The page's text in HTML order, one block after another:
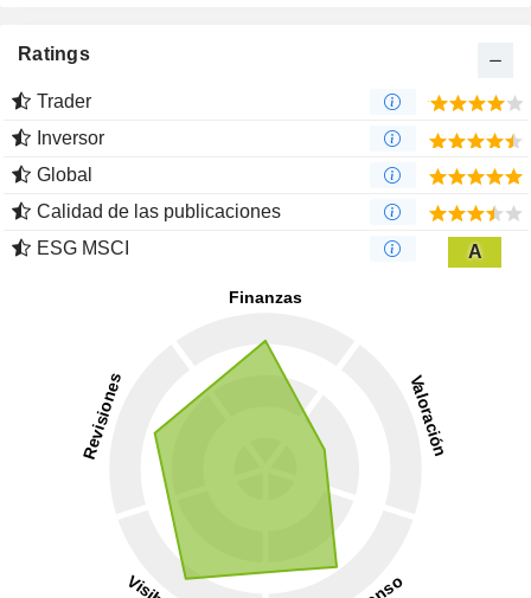
Ratings
Trader
Inversor
Global
Calidad de las publicaciones
ESG MSCI
A